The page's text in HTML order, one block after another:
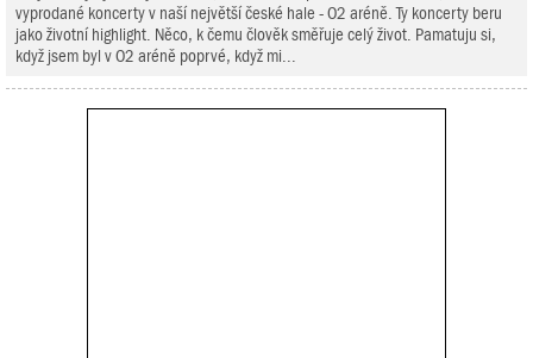
vyprodané koncerty v naší největší české hale - O2 aréně. Ty koncerty beru
jako životní highlight. Něco, k čemu člověk směřuje celý život. Pamatuju si,
když jsem byl v O2 aréně poprvé, když mi...